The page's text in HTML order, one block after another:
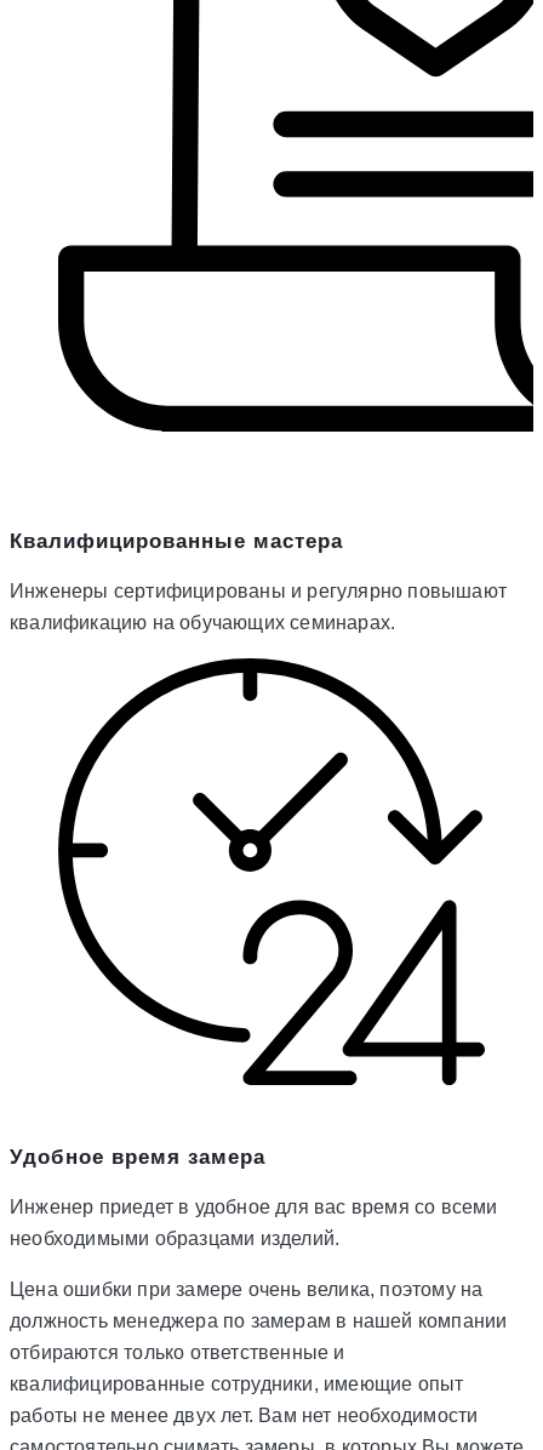
Квалифицированные мастера
Инженеры сертифицированы и регулярно повышают
квалификацию на обучающих семинарах.
Удобное время замера
Инженер приедет в удобное для вас время со всеми
необходимыми образцами изделий.
Цена ошибки при замере очень велика, поэтому на
должность менеджера по замерам в нашей компании
отбираются только ответственные и
квалифицированные сотрудники, имеющие опыт
работы не менее двух лет. Вам нет необходимости